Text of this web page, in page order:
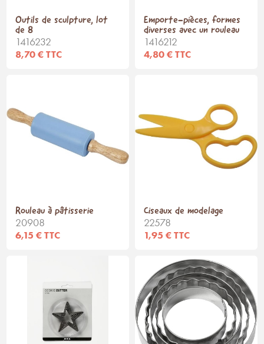
Outils de sculpture, lot
de 8
1416232
8,70 € TTC
Emporte-pièces, formes
diverses avec un rouleau
1416212
4,80 € TTC
Rouleau à pâtisserie
20908
6,15 € TTC
Ciseaux de modelage
22578
1,95 € TTC